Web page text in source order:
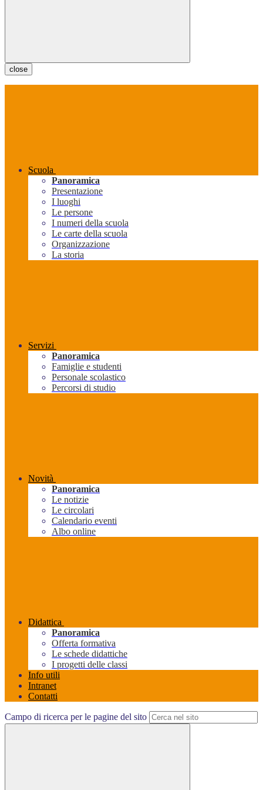
close
Scuola
Panoramica
Presentazione
I luoghi
Le persone
I numeri della scuola
Le carte della scuola
Organizzazione
La storia
Servizi
Panoramica
Famiglie e studenti
Personale scolastico
Percorsi di studio
Novità
Panoramica
Le notizie
Le circolari
Calendario eventi
Albo online
Didattica
Panoramica
Offerta formativa
Le schede didattiche
I progetti delle classi
Info utili
Intranet
Contatti
Campo di ricerca per le pagine del sito